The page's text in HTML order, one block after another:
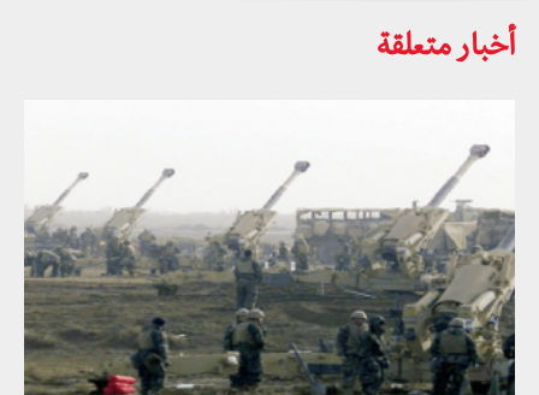
أخبار متعلقة